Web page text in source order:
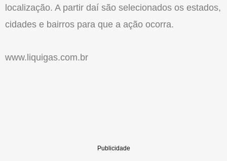
localização. A partir daí são selecionados os estados,
cidades e bairros para que a ação ocorra.
www.liquigas.com.br